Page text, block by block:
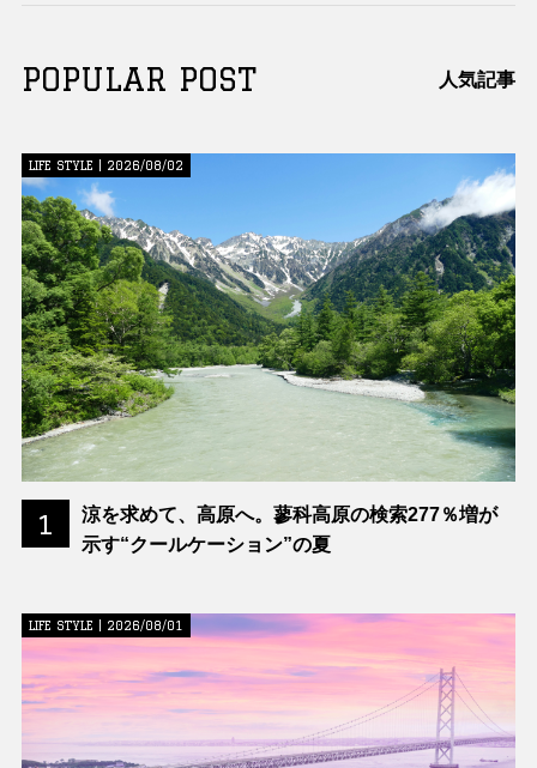
POPULAR POST 人気記事
1
LIFE STYLE | 2026/08/02
涼を求めて、高原へ。蓼科高原の検索277％増が
示す“クールケーション”の夏
LIFE STYLE | 2026/08/01